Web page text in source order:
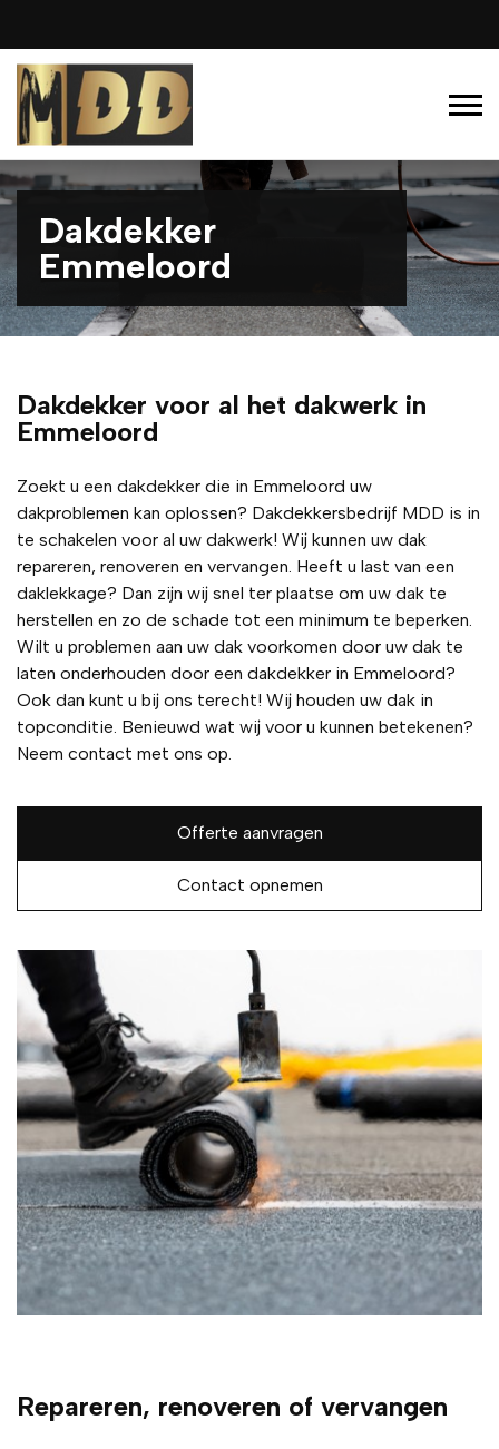
Dakdekker
Emmeloord
Dakdekker voor al het dakwerk in
Emmeloord
Zoekt u een dakdekker die in Emmeloord uw
dakproblemen kan oplossen? Dakdekkersbedrijf MDD is in
te schakelen voor al uw dakwerk! Wij kunnen uw dak
repareren, renoveren en vervangen. Heeft u last van een
daklekkage? Dan zijn wij snel ter plaatse om uw dak te
herstellen en zo de schade tot een minimum te beperken.
Wilt u problemen aan uw dak voorkomen door uw dak te
laten onderhouden door een dakdekker in Emmeloord?
Ook dan kunt u bij ons terecht! Wij houden uw dak in
topconditie. Benieuwd wat wij voor u kunnen betekenen?
Neem contact met ons op.
Offerte aanvragen
Contact opnemen
Repareren, renoveren of vervangen